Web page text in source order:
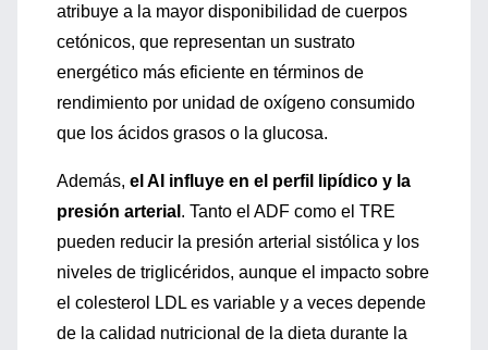
atribuye a la mayor disponibilidad de cuerpos
cetónicos, que representan un sustrato
energético más eficiente en términos de
rendimiento por unidad de oxígeno consumido
que los ácidos grasos o la glucosa.
Además, el AI influye en el perfil lipídico y la
presión arterial . Tanto el ADF como el TRE
pueden reducir la presión arterial sistólica y los
niveles de triglicéridos, aunque el impacto sobre
el colesterol LDL es variable y a veces depende
de la calidad nutricional de la dieta durante la